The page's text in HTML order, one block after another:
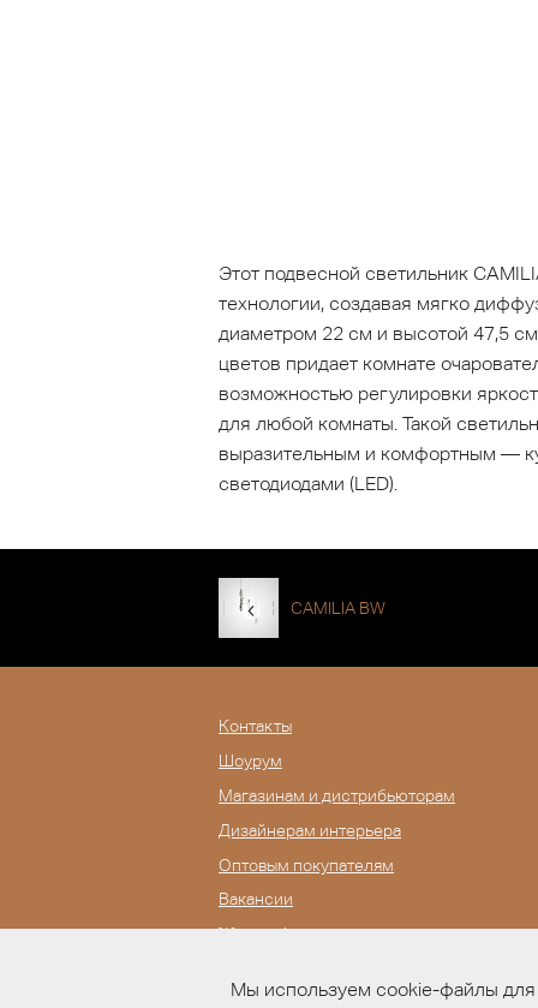
Мы используем cookie-файлы для
Этот подвесной светильник
технологии, создавая мягко
диаметром 22 см и высотой 47,5
цветов придает комнате
возможностью регулировки
для любой комнаты. Такой
выразительным и комфортным —
светодиодами (LED).
CAMILIA BW
Контакты
Шоурум
Магазинам и дистрибьюторам
Дизайнерам интерьера
Оптовым покупателям
Вакансии
Журнал Lampatron